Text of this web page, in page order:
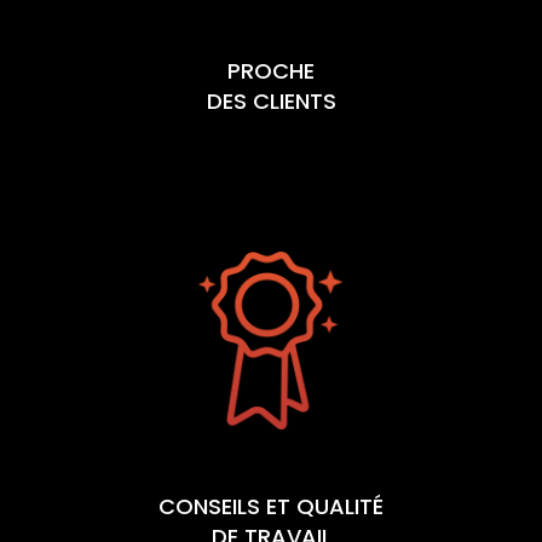
PROCHE
DES CLIENTS
CONSEILS ET QUALITÉ